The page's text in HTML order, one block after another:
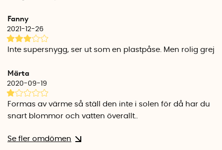
Fanny
2021-12-26
Inte supersnygg, ser ut som en plastpåse. Men rolig grej
Märta
2020-09-19
Formas av värme så ställ den inte i solen för då har du
snart blommor och vatten överallt..
Se fler omdömen